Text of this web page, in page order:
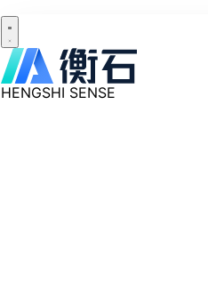
HENGSHI SENSE